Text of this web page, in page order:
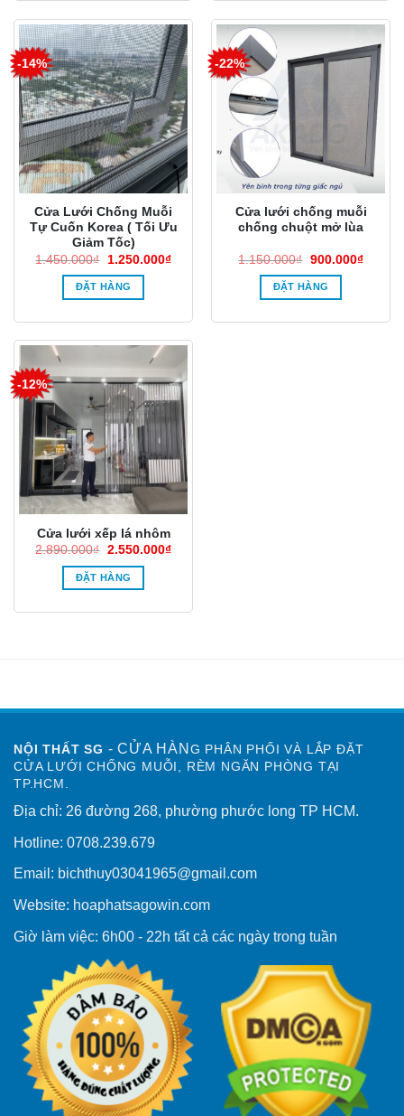
-14%
Cửa Lưới Chống Muỗi
Tự Cuốn Korea ( Tối Ưu
Giảm Tốc)
1.450.000₫
Giá
là:
1.450.000₫.
1.250.000₫Giá
ĐẶT HÀNG
-22%
Cửa lưới chống muỗi
chống chuột mở lùa
1.150.000₫ Giá
là:
1.150.000₫.
900.000₫Giá
ĐẶT HÀNG
-12%
Cửa lưới xếp lá nhôm
2.890.000₫ Giá
là:
2.890.000₫.
2.550.000₫Giá
ĐẶT HÀNG
NỘI THẤT SG - CỬA HÀN G PHÂN PHỐI VÀ LẮP ĐẶT
CỬA LƯỚI CHỐNG MUỖI, RÈM NGĂN PHÒNG TẠI
TP.HCM.
Địa chỉ: 26 đường 268, phường phước long TP HCM.
Hotline: 0708.239.679
Email: bichthuy03041965@gmail.com
Website: hoaphatsagowin.com
Giờ làm việc: 6h00 - 22h tất cả các ngày trong tuần